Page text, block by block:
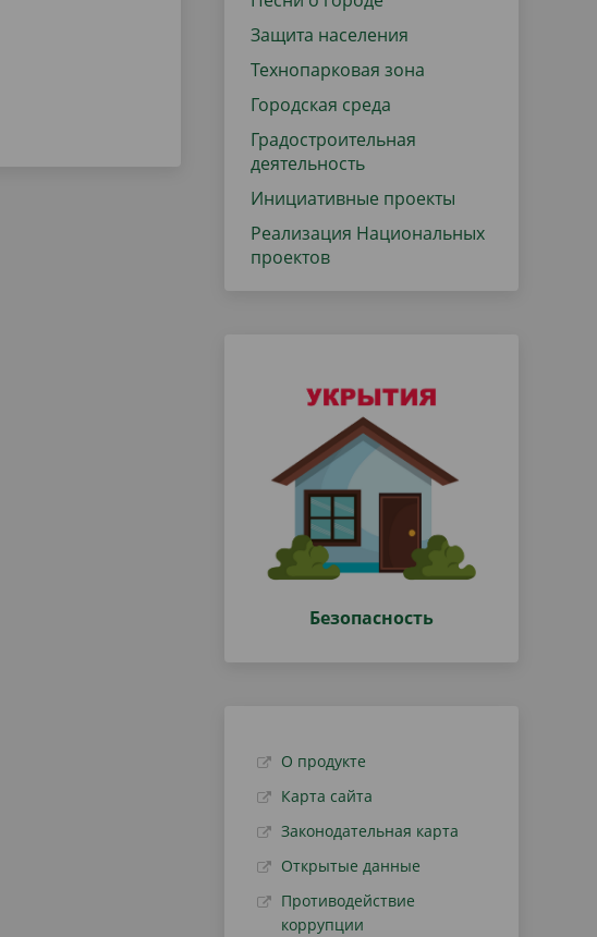
Защита населения
Технопарковая зона
Городская среда
Градостроительная
деятельность
Инициативные проекты
Реализация Национальных
проектов
Безопасность
О продукте
Карта сайта
Законодательная карта
Открытые данные
Противодействие
коррупции